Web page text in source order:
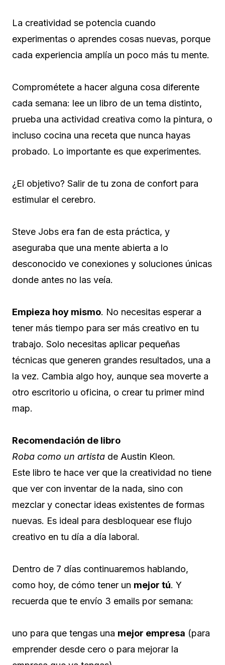
La creatividad se potencia cuando
experimentas o aprendes cosas nuevas, porque
cada experiencia amplía un poco más tu mente.
Comprométete a hacer alguna cosa diferente
cada semana: lee un libro de un tema distinto,
prueba una actividad creativa como la pintura, o
incluso cocina una receta que nunca hayas
probado. Lo importante es que experimentes.
¿El objetivo? Salir de tu zona de confort para
estimular el cerebro.
Steve Jobs era fan de esta práctica, y
aseguraba que una mente abierta a lo
desconocido ve conexiones y soluciones únicas
donde antes no las veía.
Empieza hoy mismo. No necesitas esperar a
tener más tiempo para ser más creativo en tu
trabajo. Solo necesitas aplicar pequeñas
técnicas que generen grandes resultados, una a
la vez. Cambia algo hoy, aunque sea moverte a
otro escritorio u oficina, o crear tu primer mind
map.
Recomendación de libro
Roba como un artista de Austin Kleon.
Este libro te hace ver que la creatividad no tiene
que ver con inventar de la nada, sino con
mezclar y conectar ideas existentes de formas
nuevas. Es ideal para desbloquear ese flujo
creativo en tu día a día laboral.
Dentro de 7 días continuaremos hablando,
como hoy, de cómo tener un mejor tú. Y
recuerda que te envío 3 emails por semana:
uno para que tengas una mejor empresa (para
emprender desde cero o para mejorar la